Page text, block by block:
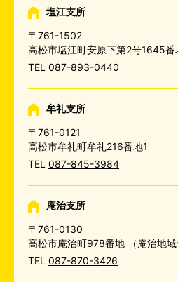
塩江支所
〒761-1502
高松市塩江町安原下第2号1645番
TEL 087-893-0440
牟礼支所
〒761-0121
高松市牟礼町牟礼216番地1
TEL 087-845-3984
庵治支所
〒761-0130
高松市庵治町978番地
（庵治地
TEL 087-870-3426